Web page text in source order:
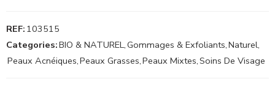
REF: 103515
Categories:BIO & NATUREL,Gommages & Exfoliants,Naturel,
Peaux Acnéiques,Peaux Grasses,Peaux Mixtes,Soins De Visage